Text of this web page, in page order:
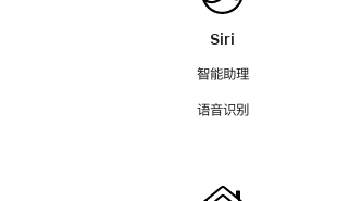
Siri
智能助理
语音识别